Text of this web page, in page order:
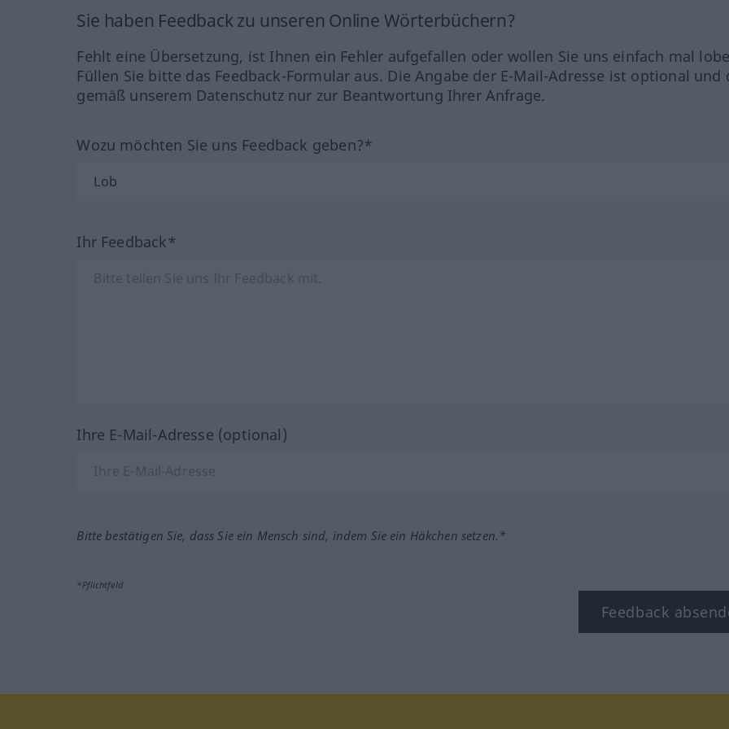
Sie haben Feedback zu unseren Online Wörterbüchern?
Fehlt eine Übersetzung, ist Ihnen ein Fehler aufgefallen oder wollen Sie uns einfach mal
Füllen Sie bitte das Feedback-Formular aus. Die Angabe der E-Mail-Adresse ist optional und
gemäß unserem Datenschutz nur zur Beantwortung Ihrer Anfrage.
Wozu möchten Sie uns Feedback geben?*
Ihr Feedback*
Ihre E-Mail-Adresse (optional)
Bitte bestätigen Sie, dass Sie ein Mensch sind, indem Sie ein Häkchen setzen.*
*Pflichtfeld
Feedback